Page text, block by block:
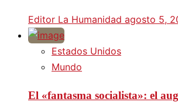
Editor La Humanidad agosto 5,
Estados Unidos
Mundo
El «fantasma socialista»: el